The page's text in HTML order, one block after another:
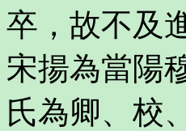
卒，故不及
宋揚為當陽
氏為卿、校